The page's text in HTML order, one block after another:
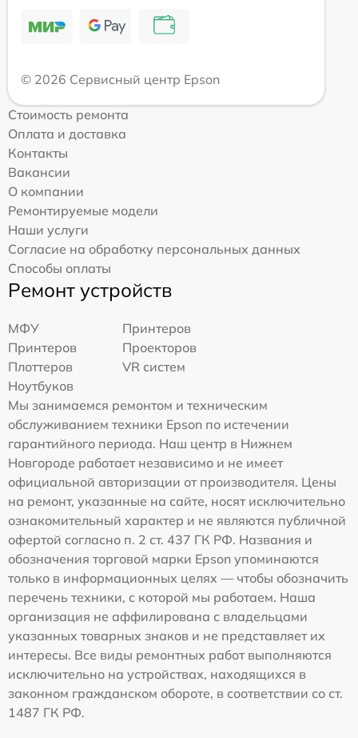
© 2026 Сервисный центр Epson
Стоимость ремонта
Оплата и доставка
Контакты
Вакансии
О компании
Ремонтируемые модели
Наши услуги
Согласие на обработку персональных данных
Способы оплаты
Ремонт устройств
МФУ
Принтеров
Принтеров
Проекторов
Плоттеров
VR систем
Ноутбуков
Мы занимаемся ремонтом и техническим
обслуживанием техники Epson по истечении
гарантийного периода. Наш центр в Нижнем
Новгороде работает независимо и не имеет
официальной авторизации от производителя. Цены
на ремонт, указанные на сайте, носят исключительно
ознакомительный характер и не являются публичной
офертой согласно п. 2 ст. 437 ГК РФ. Названия и
обозначения торговой марки Epson упоминаются
только в информационных целях — чтобы обозначить
перечень техники, с которой мы работаем. Наша
организация не аффилирована с владельцами
указанных товарных знаков и не представляет их
интересы. Все виды ремонтных работ выполняются
исключительно на устройствах, находящихся в
законном гражданском обороте, в соответствии со ст.
1487 ГК РФ.